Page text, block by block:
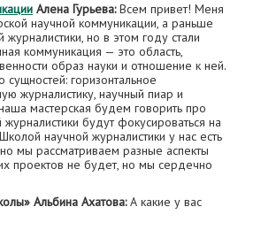
Алена Гурьева:Всем привет! Меня
научной коммуникации, а раньше
но в этом году стали
коммуникация — это область,
образ науки и отношение к ней.
горизонтальное
журналистику, научный пиар и
мастерская будем говорить про
будут фокусироваться на
научной журналистики у нас есть
мы рассматриваем разные аспекты
проектов не будет, но мы сердечно
Альбина Ахатова:А какие у вас